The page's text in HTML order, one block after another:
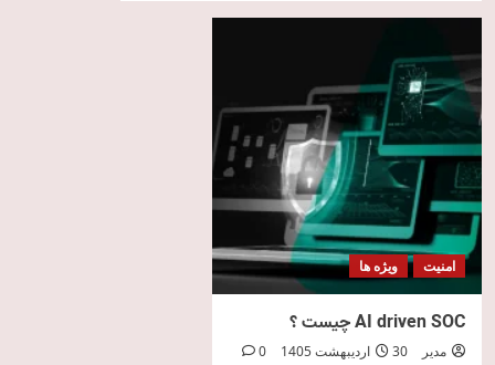
امنیت ویژه ها
AI driven SOC چیست ؟
مدیر 30 اردیبهشت 1405 0